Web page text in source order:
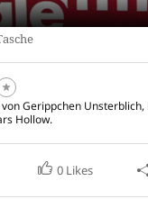
Gerippchen Unsterblich,
Hollow.
0 Likes